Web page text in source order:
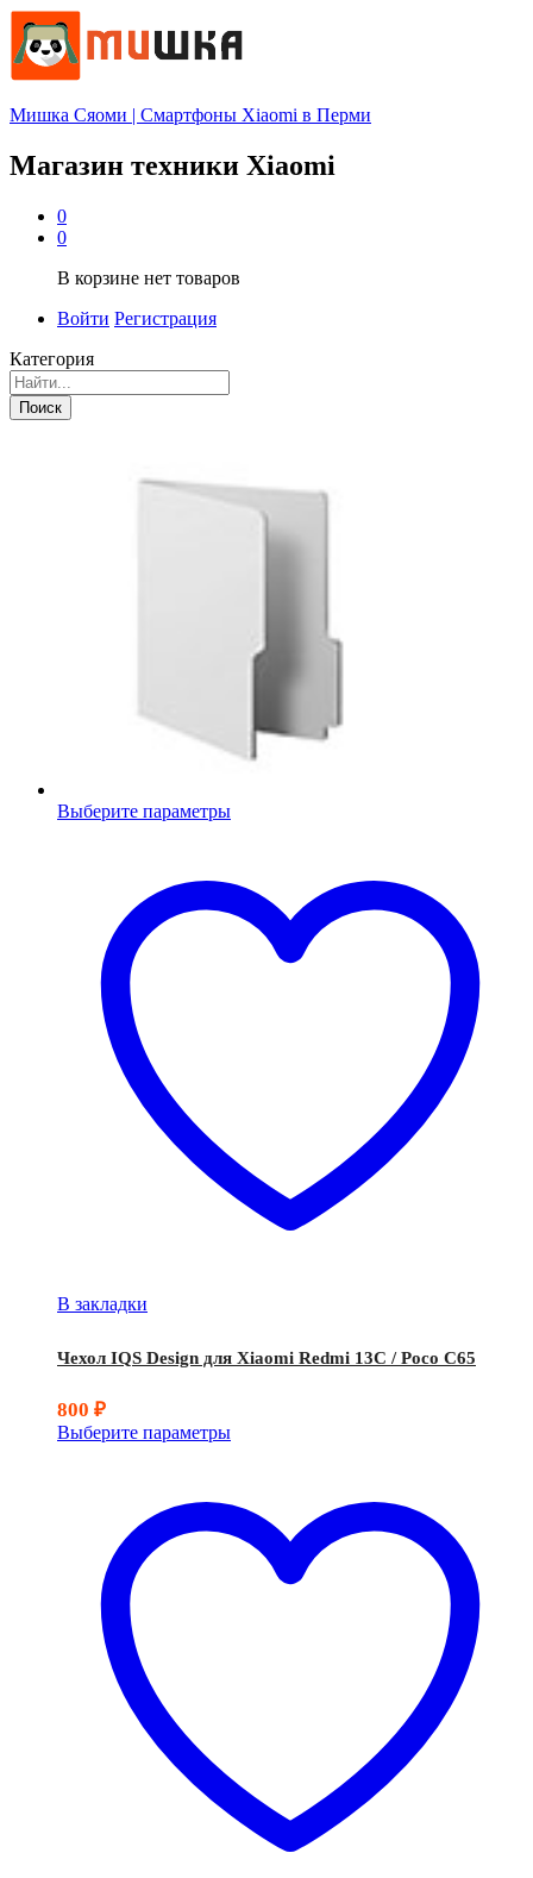
Мишка Сяоми | Смартфоны Xiaomi в Перми
Магазин техники Xiaomi
0
0
В корзине нет товаров
Войти Регистрация
Категория
Поиск
Выберите параметры
В закладки
Чехол IQS Design для Xiaomi Redmi 13C / Poco C65
800 ₽
Выберите параметры